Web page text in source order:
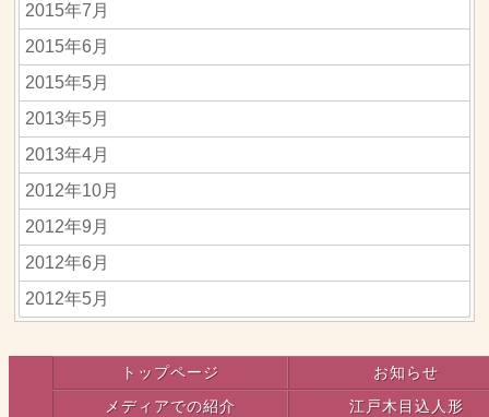
2015年7月
2015年6月
2015年5月
2013年5月
2013年4月
2012年10月
2012年9月
2012年6月
2012年5月
トップページ
お知らせ
メディアでの紹介
江戸木目込人形